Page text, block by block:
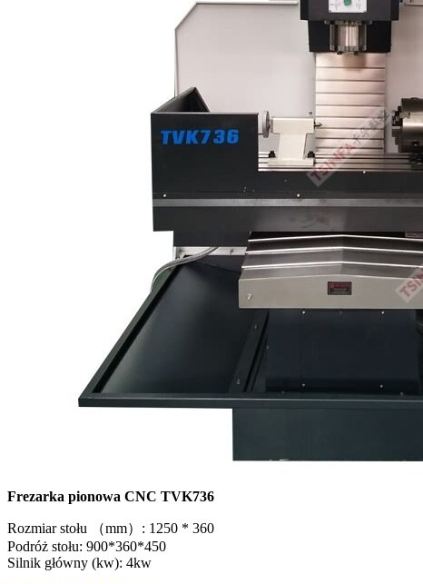
Frezarka pionowa CNC TVK736
Rozmiar stołu （mm）: 1250 * 360
Podróż stołu: 900*360*450
Silnik główny (kw): 4kw